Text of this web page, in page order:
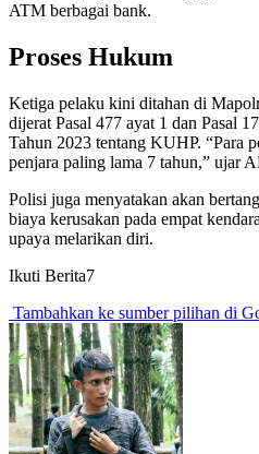
ATM berbagai bank.
Proses Hukum
Ketiga pelaku kini ditahan di
dijerat Pasal 477 ayat 1 dan Pasal
Tahun 2023 tentang KUHP. “Para
penjara paling lama 7 tahun,” ujar
Polisi juga menyatakan akan
biaya kerusakan pada empat
upaya melarikan diri.
Ikuti Berita7
Tambahkan ke sumber pilihan di